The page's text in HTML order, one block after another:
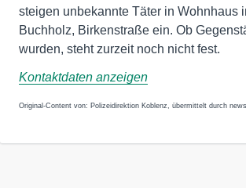
steigen unbekannte Täter in Wohnhaus
Buchholz, Birkenstraße ein. Ob
wurden, steht zurzeit noch nicht fest.
Kontaktdaten anzeigen
Original-Content von: Polizeidirektion Koblenz, übermittelt durch news